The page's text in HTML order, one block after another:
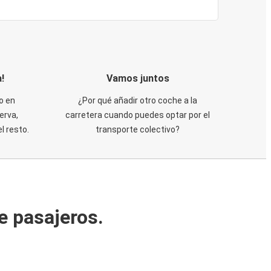
en
resto.
Vamos juntos
¿Por qué añadir otro coche a la
carretera cuando puedes optar por el
transporte colectivo?
pasajeros.